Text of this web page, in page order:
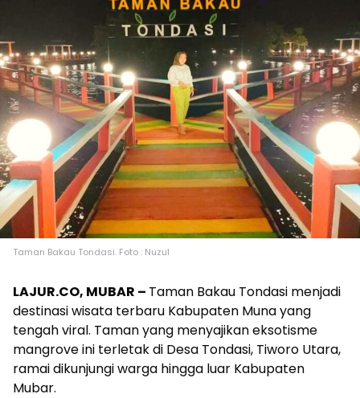
Taman Bakau Tondasi. Foto : Nuzul
LAJUR.CO, MUBAR – Taman Bakau Tondasi menjadi
destinasi wisata terbaru Kabupaten Muna yang
tengah viral. Taman yang menyajikan eksotisme
mangrove ini terletak di Desa Tondasi, Tiworo Utara,
ramai dikunjungi warga hingga luar Kabupaten
Mubar.